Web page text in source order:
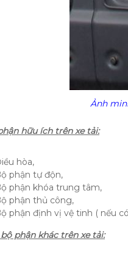
Ảnh
hữu ích trên xe tải:
hòa,
phận tự độn,
phận khóa trung tâm,
phận thủ công,
phận định vị vệ tinh ( nếu
bộ phận khác trên xe tải: